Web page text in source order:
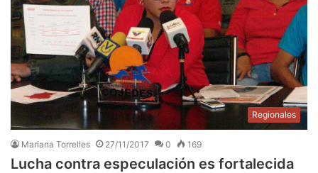
Regionales
Mariana Torrelles 27/11/2017 0 169
Lucha contra especulación es fortalecida